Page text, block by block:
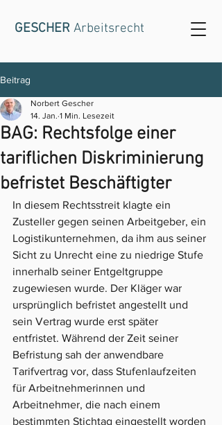
GESCHER Arbeitsrecht
Beitrag
BAG: Rechtsfolge einer
tariflichen Diskriminierung
befristet Beschäftigter
Norbert Gescher
14. Jan. 1 Min. Lesezeit
In diesem Rechtsstreit klagte ein
Zusteller gegen seinen Arbeitgeber, ein
Logistikunternehmen, da ihm aus seiner
Sicht zu Unrecht eine zu niedrige Stufe
innerhalb seiner Entgeltgruppe
zugewiesen wurde. Der Kläger war
ursprünglich befristet angestellt und
sein Vertrag wurde erst später
entfristet. Während der Zeit seiner
Befristung sah der anwendbare
Tarifvertrag vor, dass Stufenlaufzeiten
für Arbeitnehmerinnen und
Arbeitnehmer, die nach einem
bestimmten Stichtag eingestellt worden